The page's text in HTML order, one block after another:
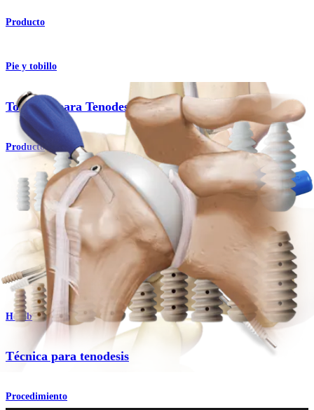
Producto
Pie y tobillo
Tornillos para Tenodesis™
Producto
Codo
Tornillos para tenodesis™
Producto
Hombro
Técnica para tenodesis
Procedimiento